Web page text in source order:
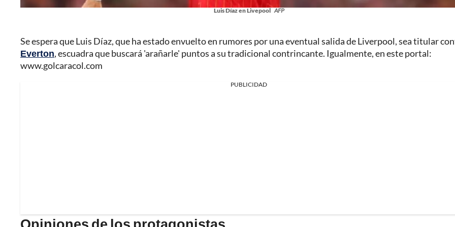
Luis Díaz en Livepool AFP
Se espera que Luis Díaz, que ha estado envuelto en rumores por una eventual salida de Liverpool, sea titular
Everton, escuadra que buscará 'arañarle' puntos a su tradicional contrincante. Igualmente, en este portal:
www.golcaracol.com
PUBLICIDAD